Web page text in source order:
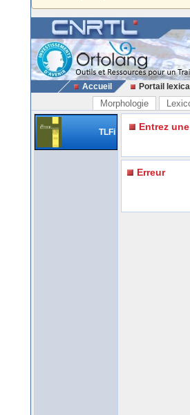
Accueil Portail lexical
Morphologie
TLFi Entrez
Erreur